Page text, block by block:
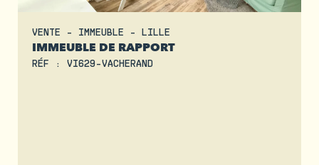
VENTE - IMMEUBLE - LILLE
IMMEUBLE DE RAPPORT
RÉF : VI629-VACHERAND